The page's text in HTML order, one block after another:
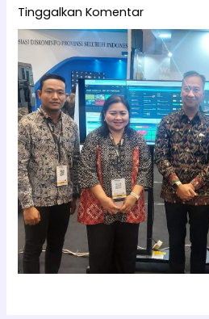
Tinggalkan Komentar